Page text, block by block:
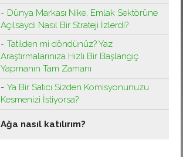
Dünya Markası Nike, Emlak Sektörüne
Açılsaydı Nasıl Bir Strateji İzlerdi?
Tatilden mi döndünüz? Yaz
Araştırmalarınıza Hızlı Bir Başlangıç ​​
Yapmanın Tam Zamanı
Ya Bir Satıcı Sizden Komisyonunuzu
Kesmenizi İstiyorsa?
Ağa nasıl katılırım?